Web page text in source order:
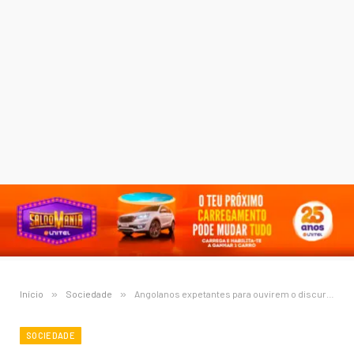
Início » Sociedade » Angolanos expetantes para ouvirem o discurso do PR João Lourenço
SOCIEDADE